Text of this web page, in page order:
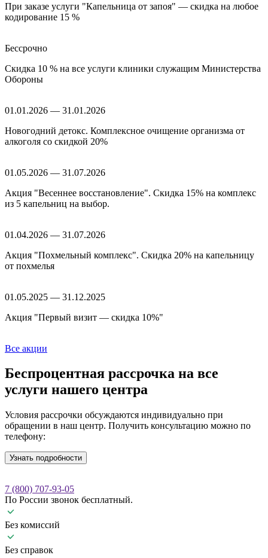
При заказе услуги "Капельница от запоя" — скидка на любое
кодирование 15 %
Бессрочно
Скидка 10 % на все услуги клиники служащим Министерства
Обороны
01.01.2026 — 31.01.2026
Новогодний детокс. Комплексное очищение организма от
алкоголя со скидкой 20%
01.05.2026 — 31.07.2026
Акция "Весеннее восстановление". Скидка 15% на комплекс
из 5 капельниц на выбор.
01.04.2026 — 31.07.2026
Акция "Похмельный комплекс". Скидка 20% на капельницу
от похмелья
01.05.2025 — 31.12.2025
Акция "Первый визит — скидка 10%"
Все акции
Беспроцентная рассрочка на все
услуги нашего центра
Условия рассрочки обсуждаются индивидуально при
обращении в наш центр. Получить консультацию можно по
телефону:
Узнать подробности
7 (800) 707-93-05
По России звонок бесплатный.
Без комиссий
Без справок